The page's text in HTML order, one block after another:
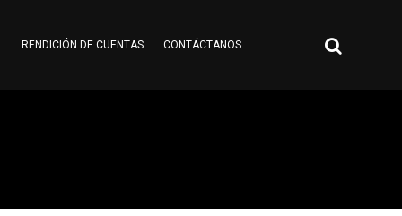
RENDICIÓN DE CUENTAS CONTÁCTANOS